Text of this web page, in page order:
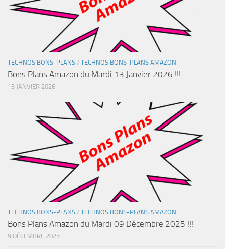
TECHNOS BONS-PLANS / TECHNOS BONS-PLANS AMAZON
Bons Plans Amazon du Mardi 13 Janvier 2026 !!!
13 JANVIER 2026
TECHNOS BONS-PLANS / TECHNOS BONS-PLANS AMAZON
Bons Plans Amazon du Mardi 09 Décembre 2025 !!!
9 DÉCEMBRE 2025